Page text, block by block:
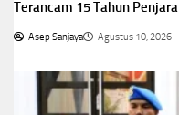
Terancam 15 Tahun Penjara
Asep Sanjaya Agustus 10, 2026